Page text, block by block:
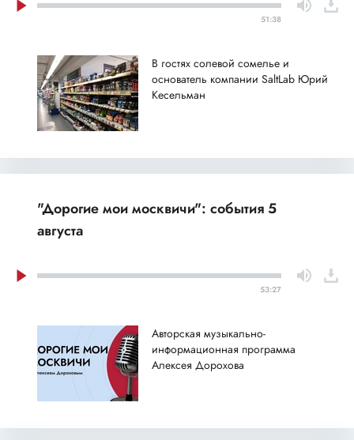
51:38
В гостях солевой сомелье и
основатель компании SaltLab Юрий
Кесельман
"Дорогие мои москвичи": события 5
августа
53:27
Авторская музыкально-
информационная программа
Алексея Дорохова